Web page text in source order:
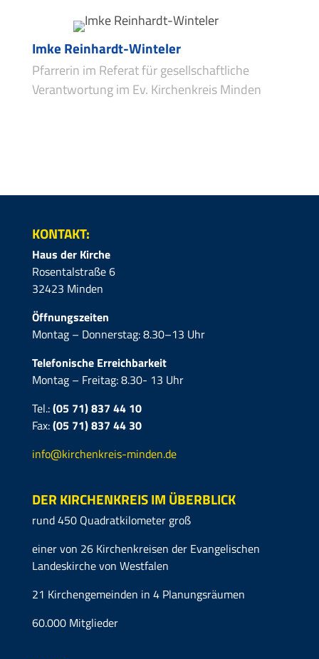
Imke Reinhardt-Winteler
Pfarrerin im Referat für gesellschaftliche
Verantwortung im Ev. Kirchenkreis Minden
KONTAKT:
Haus der Kirche
Rosentalstraße 6
32423 Minden
Öffnungszeiten
Montag – Donnerstag: 8.30–13 Uhr
Telefonische Erreichbarkeit
Montag – Freitag: 8.30- 13 Uhr
Tel.:(05 71) 837 44 10
Fax:(05 71)837 44 30
info@kirchenkreis-minden.de
DER KIRCHENKREIS IM ÜBERBLICK
rund 450 Quadratkilometer groß
einer von 26 Kirchenkreisen der Evangelischen
Landeskirche von Westfalen
21 Kirchengemeinden in 4 Planungsräumen
60.000 Mitglieder